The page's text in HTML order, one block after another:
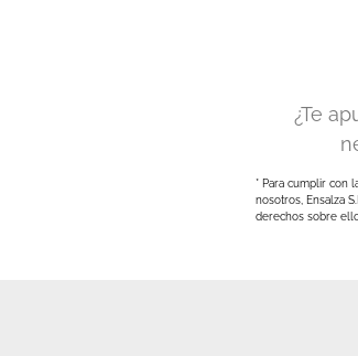
¿Te
* Para cumplir con
nosotros, Ensalza
derechos sobre